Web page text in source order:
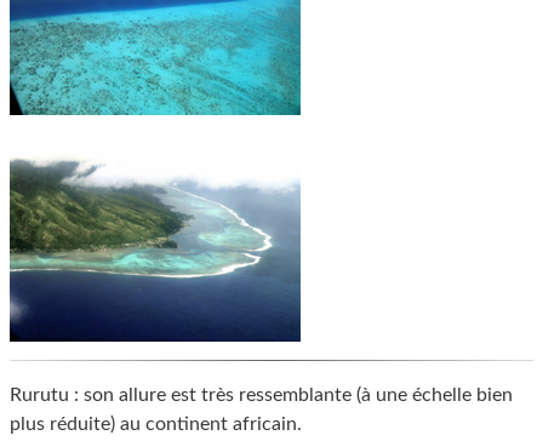
Rurutu : son allure est très ressemblante (à une échelle bien
plus réduite) au continent africain.